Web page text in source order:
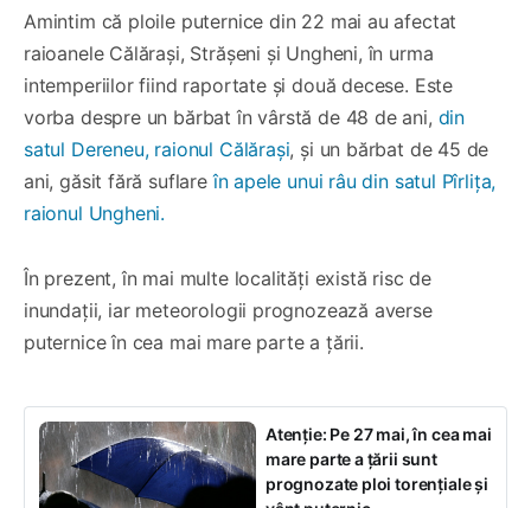
Amintim că ploile puternice din 22 mai au afectat
raioanele Călărași, Strășeni și Ungheni, în urma
intemperiilor fiind raportate și două decese. Este
vorba despre un bărbat în vârstă de 48 de ani, din
satul Dereneu, raionul Călărași, și un bărbat de 45 de
ani, găsit fără suflareîn apele unui râu din satul Pîrlița,
raionul Ungheni.
În prezent, în mai multe localități există risc de
inundații, iar meteorologii prognozează averse
puternice în cea mai mare parte a țării.
Atenție: Pe 27 mai, în cea mai
mare parte a țării sunt
prognozate ploi torențiale și